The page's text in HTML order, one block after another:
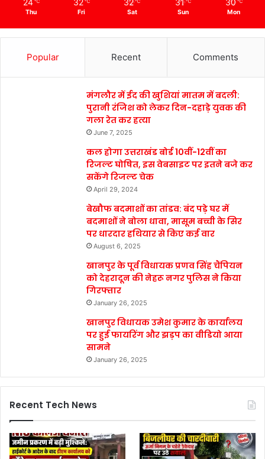
24 ℃
Thu
32 ℃
Fri
32 ℃
Sat
31 ℃
Sun
30 ℃
Mon
Popular Recent Comments
मंगलौर में ईद की खुशियां मातम में बदली:
पुरानी रंजिश को लेकर दिन-दहाड़े युवक की
गला रेत कर हत्या
June 7, 2025
कल होगा उत्तराखंड बोर्ड 10वीं-12वीं का
रिजल्ट घोषित, इस वेबसाइट पर इतने बजे कर
सकेंगे रिजल्ट चेक
April 29, 2024
बेखौफ बदमाशों का तांडव: बंद पड़े घर में
बदमाशों ने बोला धावा, मासूम बच्ची के सिर
पर धारदार हथियार से किए कई वार
August 6, 2025
खानपुर के पूर्व विधायक प्रणव सिंह चैंपियन
को देहरादून की नेहरू नगर पुलिस ने किया
गिरफ्तार
January 26, 2025
खानपुर विधायक उमेश कुमार के कार्यालय
पर हुई फायरिंग और झड़प का वीडियो आया
सामने
January 26, 2025
Recent Tech News